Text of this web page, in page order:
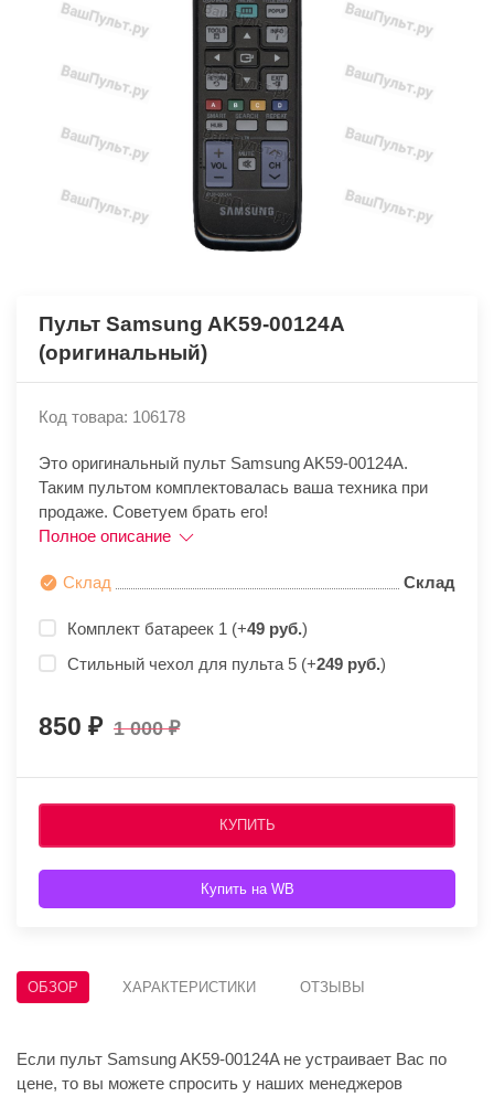
Пульт Samsung AK59-00124A
(оригинальный)
Код товара: 106178
Это оригинальный пульт Samsung AK59-00124A.
Таким пультом комплектовалась ваша техника при
продаже. Советуем брать его!
Полное описание
Склад Склад
Комплект батареек 1 (+49 руб.)
Стильный чехол для пульта 5 (+249 руб.)
850 1 000
КУПИТЬ
Купить на WB
ОБЗОР ХАРАКТЕРИСТИКИ ОТЗЫВЫ
Если пульт Samsung AK59-00124A не устраивает Вас по
цене, то вы можете спросить у наших менеджеров